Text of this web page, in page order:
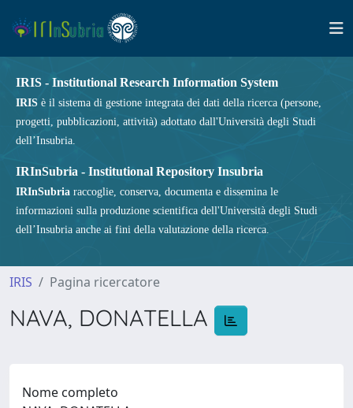
IRIS - Institutional Research Information System
IRIS è il sistema di gestione integrata dei dati della ricerca (persone,
progetti, pubblicazioni, attività) adottato dall'Università degli Studi
dell’Insubria.
IRInSubria - Institutional Repository Insubria
IRInSubria raccoglie, conserva, documenta e dissemina le
informazioni sulla produzione scientifica dell'Università degli Studi
dell’Insubria anche ai fini della valutazione della ricerca.
IRIS Pagina ricercatore
NAVA, DONATELLA
Nome completo